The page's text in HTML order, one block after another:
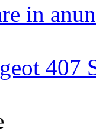
in
407